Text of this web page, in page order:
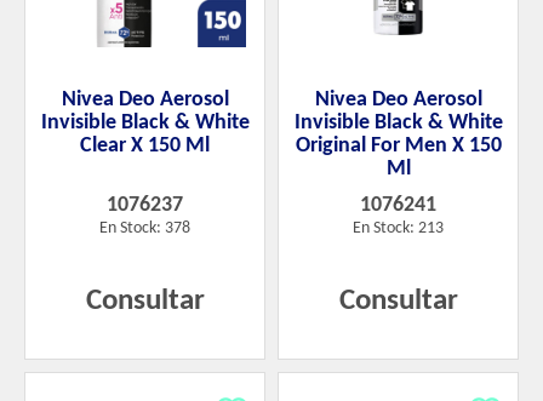
Nivea Deo Aerosol
Invisible Black & White
Clear X 150 Ml
1076237
En Stock: 378
Consultar
Nivea Deo Aerosol
Invisible Black & White
Original For Men X 150
Ml
1076241
En Stock: 213
Consultar